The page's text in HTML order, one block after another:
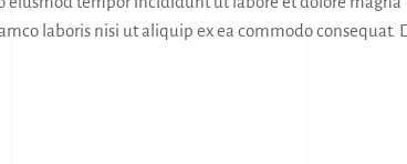
laboris nisi ut aliquip ex ea commodo consequat.